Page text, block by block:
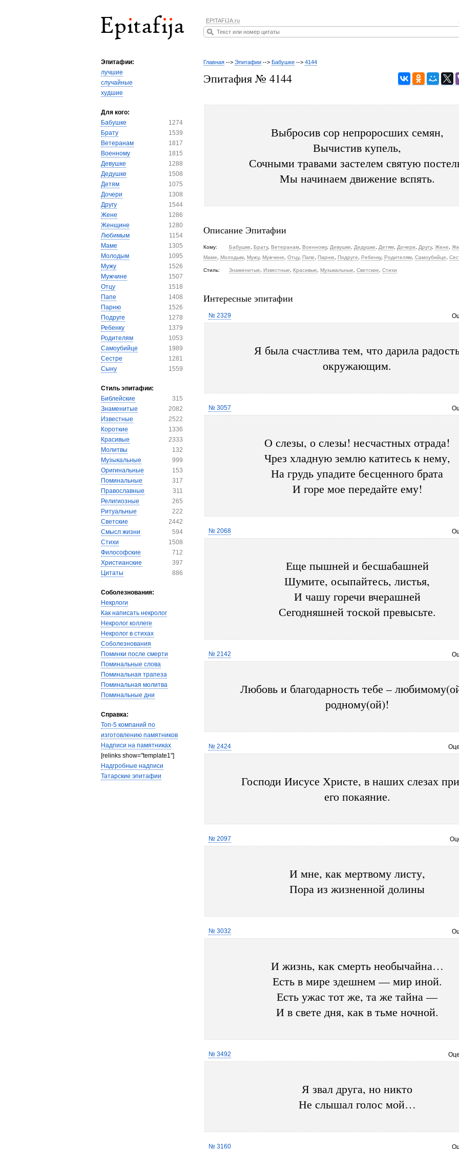
EPITAFIJA.ru
Эпитафии:
лучшие
случайные
худшие
Для кого:
Бабушке
1274
Брату
1539
Ветеранам
1817
Военному
1815
Девушке
1288
Дедушке
1508
Детям
1075
Дочери
1308
Другу
1544
Жене
1286
Женщине
1280
Любимым
1154
Маме
1305
Молодым
1095
Мужу
1526
Мужчине
1507
Отцу
1518
Папе
1408
Парню
1526
Подруге
1278
Ребенку
1379
Родителям
1053
Самоубийце
1989
Сестре
1281
Сыну
1559
Стиль эпитафии:
Библейские
315
Знаменитые
2082
Известные
2522
Короткие
1336
Красивые
2333
Молитвы
132
Музыкальные
999
Оригинальные
153
Поминальные
317
Православные
311
Религиозные
265
Ритуальные
222
Светские
2442
Смысл жизни
594
Стихи
1508
Философские
712
Христианские
397
Цитаты
886
Соболезнования:
Некрлоги
Как написать некролог
Некролог коллеге
Некролог в стихах
Соболезнования
Поминки после смерти
Поминальные слова
Поминальная трапеза
Поминальная молитва
Поминальные дни
Справка:
Топ-5 компаний по
изготовлению памятников
Надписи на памятниках
[relinks show="template1"]
Надгробные надписи
Татарские эпитафии
Главная --> Эпитафии --> Бабушке --> 4144
Эпитафия № 4144
Выбросив сор непроросших семян,
Вычистив купель,
Сочными травами застелем святую
Мы начинаем движение вспять.
Описание Эпитафии
Кому: Бабушке Брату, Ветеранам Военному, Девушке Дедушке Детям Дочери Другу, Жене
Маме
Молодым Мужу, Мужчине Отцу, Папе Парню Подруге Ребенку, Родителям Самоубийце
Стиль: Знаменитые Известные Красивые Музыкальные Светские Стихи
Интересные эпитафии
№ 2329
Я была счастлива тем, что дарила
окружающим.
№ 3057
О слезы, о слезы! несчастных отрада!
Чрез хладную землю катитесь к нему,
На грудь упадите бесценного брата
И горе мое передайте ему!
№ 2068
Еще пышней и бесшабашней
Шумите, осыпайтесь, листья,
И чашу горечи вчерашней
Сегодняшней тоской превысьте.
№ 2142
Любовь и благодарность тебе –
родному(ой)!
№ 2424
Господи Иисусе Христе, в наших слезах
его покаяние.
№ 2097
И мне, как мертвому листу,
Пора из жизненной долины
№ 3032
И жизнь, как смерть необычайна…
Есть в мире здешнем — мир иной.
Есть ужас тот же, та же тайна —
И в свете дня, как в тьме ночной.
№ 3492
Я звал друга, но никто
Не слышал голос мой…
№ 3160